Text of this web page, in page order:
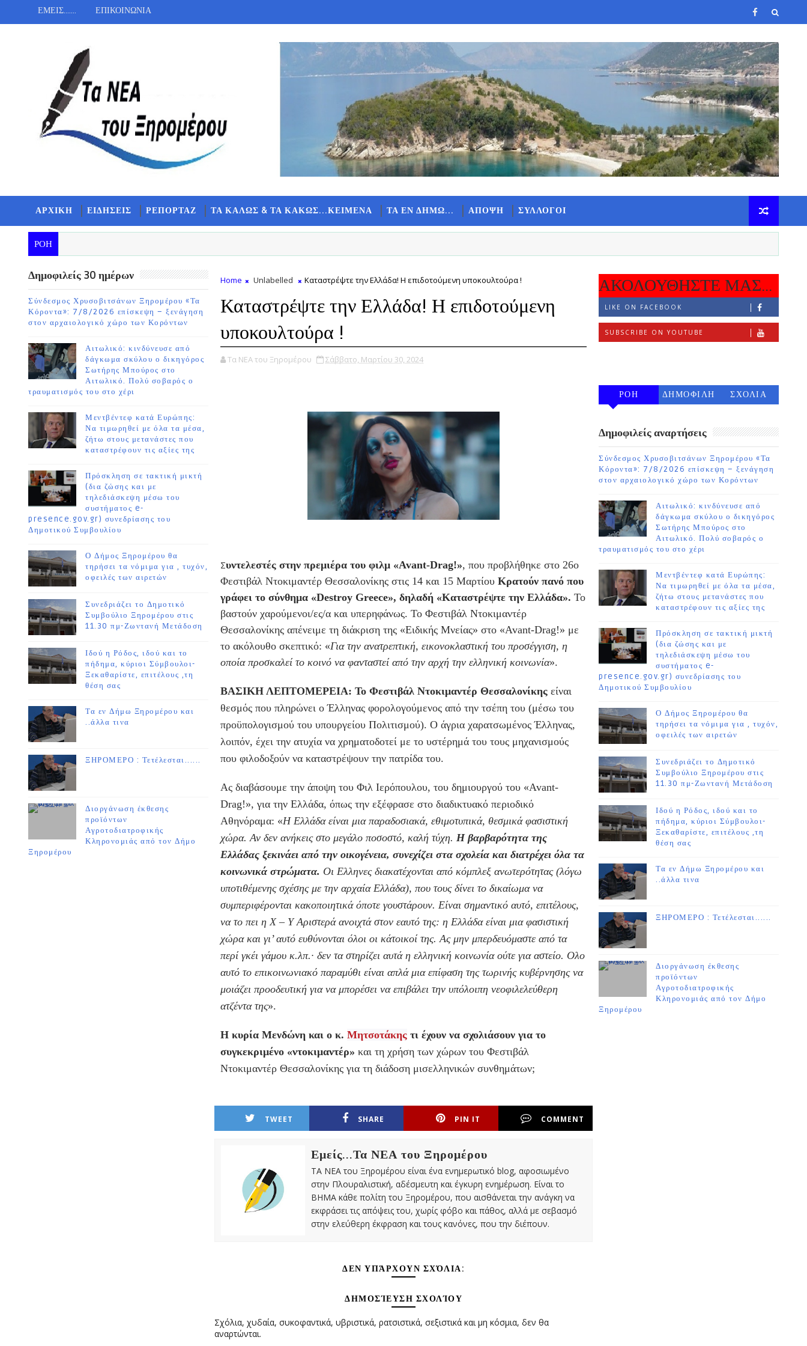
ΕΜΕΙΣ....... ΕΠΙΚΟΙΝΩΝΙΑ
ΑΡΧΙΚΗ ΕΙΔΗΣΕΙΣ ΡΕΠΟΡΤΑΖ ΤΑ ΚΑΛΩΣ & ΤΑ ΚΑΚΩΣ...ΚΕΙΜΕΝΑ ΤΑ ΕΝ ΔΗΜΩ... ΑΠΟΨΗ ΣΥΛΛΟΓΟΙ
ΡΟΗ
Δημοφιλείς 30 ημέρων
Σύνδεσμος Χρυσοβιτσάνων Ξηρομέρου «Τα
Κόροντα»: 7/8/2026 επίσκεψη – ξενάγηση
στον αρχαιολογικό χώρο των Κορόντων
Αιτωλικό: κινδύνευσε από
δάγκωμα σκύλου ο δικηγόρος
Σωτήρης Μπούρος στο
Αιτωλικό. Πολύ σοβαρός ο
τραυματισμός του στο χέρι
Μεντβέντεφ κατά Ευρώπης:
Να τιμωρηθεί με όλα τα μέσα,
ζήτω στους μετανάστες που
καταστρέφουν τις αξίες της
Πρόσκληση σε τακτική μικτή
(δια ζώσης και με
τηλεδιάσκεψη μέσω του
συστήματος e-
presence.gov.gr) συνεδρίασης του
Δημοτικού Συμβουλίου
Ο Δήμος Ξηρομέρου θα
τηρήσει τα νόμιμα για , τυχόν,
οφειλές των αιρετών
Συνεδριάζει το Δημοτικό
Συμβούλιο Ξηρομέρου στις
11.30 πμ-Ζωντανή Μετάδοση
Ιδού η Ρόδος, ιδού και το
πήδημα, κύριοι Σύμβουλοι-
Ξεκαθαρίστε, επιτέλους ,τη
θέση σας
Τα εν Δήμω Ξηρομέρου και
..άλλα τινα
ΞΗΡΟΜΕΡΟ : Τετέλεσται......
Διοργάνωση έκθεσης
προϊόντων
Αγροτοδιατροφικής
Κληρονομιάς από τον Δήμο
Ξηρομέρου
Home Unlabelled Καταστρέψτε την Ελλάδα! Η επιδοτούμενη υποκουλτούρα !
Καταστρέψτε την Ελλάδα! Η επιδοτούμενη
υποκουλτούρα !
Τα ΝΕΑ του Ξηρομέρου Σάββατο, Μαρτίου 30, 2024
Συντελεστές στην πρεμιέρα του φιλμ «Avant-Drag!», που προβλήθηκε στο 26ο
Φεστιβάλ Ντοκιμαντέρ Θεσσαλονίκης στις 14 και 15 Μαρτίου Κρατούν πανό που
γράφει το σύνθημα «Destroy Greece», δηλαδή «Καταστρέψτε την Ελλάδα». Το
βαστούν χαρούμενοι/ες/α και υπερηφάνως. Το Φεστιβάλ Ντοκιμαντέρ
Θεσσαλονίκης απένειμε τη διάκριση της «Ειδικής Μνείας» στο «Avant-Drag!» με
το ακόλουθο σκεπτικό: «Για την ανατρεπτική, εικονοκλαστική του προσέγγιση, η
οποία προσκαλεί το κοινό να φανταστεί από την αρχή την ελληνική κοινωνία».
ΒΑΣΙΚΗ ΛΕΠΤΟΜΕΡΕΙΑ: Το Φεστιβάλ Ντοκιμαντέρ Θεσσαλονίκης είναι
θεσμός που πληρώνει ο Έλληνας φορολογούμενος από την τσέπη του (μέσω του
προϋπολογισμού του υπουργείου Πολιτισμού). Ο άγρια χαρατσωμένος Έλληνας,
λοιπόν, έχει την ατυχία να χρηματοδοτεί με το υστέρημά του τους μηχανισμούς
που φιλοδοξούν να καταστρέψουν την πατρίδα του.
Ας διαβάσουμε την άποψη του Φιλ Ιερόπουλου, του δημιουργού του «Avant-
Drag!», για την Ελλάδα, όπως την εξέφρασε στο διαδικτυακό περιοδικό
Αθηνόραμα: «Η Ελλάδα είναι μια παραδοσιακά, εθιμοτυπικά, θεσμικά φασιστική
χώρα. Αν δεν ανήκεις στο μεγάλο ποσοστό, καλή τύχη. Η βαρβαρότητα της
Ελλάδας ξεκινάει από την οικογένεια, συνεχίζει στα σχολεία και διατρέχει όλα τα
κοινωνικά στρώματα. Οι Ελληνες διακατέχονται από κόμπλεξ ανωτερότητας (λόγω
υποτιθέμενης σχέσης με την αρχαία Ελλάδα), που τους δίνει το δικαίωμα να
συμπεριφέρονται κακοποιητικά όποτε γουστάρουν. Είναι σημαντικό αυτό, επιτέλους,
να το πει η Χ – Y Αριστερά ανοιχτά στον εαυτό της: η Ελλάδα είναι μια φασιστική
χώρα και γι’ αυτό ευθύνονται όλοι οι κάτοικοί της. Ας μην μπερδευόμαστε από τα
περί γκέι γάμου κ.λπ.· δεν τα στηρίζει αυτά η ελληνική κοινωνία ούτε για αστείο. Ολο
αυτό το επικοινωνιακό παραμύθι είναι απλά μια επίφαση της τωρινής κυβέρνησης να
μοιάζει προοδευτική για να μπορέσει να επιβάλει την υπόλοιπη νεοφιλελεύθερη
ατζέντα της».
Η κυρία Μενδώνη και ο κ. Μητσοτάκης τι έχουν να σχολιάσουν για το
συγκεκριμένο «ντοκιμαντέρ» και τη χρήση των χώρων του Φεστιβάλ
Ντοκιμαντέρ Θεσσαλονίκης για τη διάδοση μισελληνικών συνθημάτων;
TWEET SHARE PIN IT COMMENT
Εμείς...Τα ΝΕΑ του Ξηρομέρου
ΤΑ ΝΕΑ του Ξηρομέρου είναι ένα ενημερωτικό blog, αφοσιωμένο
στην Πλουραλιστική, αδέσμευτη και έγκυρη ενημέρωση. Είναι το
ΒΗΜΑ κάθε πολίτη του Ξηρομέρου, που αισθάνεται την ανάγκη να
εκφράσει τις απόψεις του, χωρίς φόβο και πάθος, αλλά με σεβασμό
στην ελεύθερη έκφραση και τους κανόνες, που την διέπουν.
ΔΕΝ ΥΠΆΡΧΟΥΝ ΣΧΌΛΙΑ:
ΔΗΜΟΣΊΕΥΣΗ ΣΧΟΛΊΟΥ
Σχόλια, χυδαία, συκοφαντικά, υβριστικά, ρατσιστικά, σεξιστικά και μη κόσμια, δεν θα
αναρτώνται.
ΑΚΟΛΟΥΘΗΣΤΕ ΜΑΣ...
LIKE ON FACEBOOK
SUBSCRIBE ON YOUTUBE
ΡΟΗ
ΔΗΜΟΦΙΛΗ
ΣΧΟΛΙΑ
Δημοφιλείς αναρτήσεις
Σύνδεσμος Χρυσοβιτσάνων Ξηρομέρου «Τα
Κόροντα»: 7/8/2026 επίσκεψη – ξενάγηση
στον αρχαιολογικό χώρο των Κορόντων
Αιτωλικό: κινδύνευσε από
δάγκωμα σκύλου ο δικηγόρος
Σωτήρης Μπούρος στο
Αιτωλικό. Πολύ σοβαρός ο
τραυματισμός του στο χέρι
Μεντβέντεφ κατά Ευρώπης:
Να τιμωρηθεί με όλα τα μέσα,
ζήτω στους μετανάστες που
καταστρέφουν τις αξίες της
Πρόσκληση σε τακτική μικτή
(δια ζώσης και με
τηλεδιάσκεψη μέσω του
συστήματος e-
presence.gov.gr) συνεδρίασης του
Δημοτικού Συμβουλίου
Ο Δήμος Ξηρομέρου θα
τηρήσει τα νόμιμα για , τυχόν,
οφειλές των αιρετών
Συνεδριάζει το Δημοτικό
Συμβούλιο Ξηρομέρου στις
11.30 πμ-Ζωντανή Μετάδοση
Ιδού η Ρόδος, ιδού και το
πήδημα, κύριοι Σύμβουλοι-
Ξεκαθαρίστε, επιτέλους ,τη
θέση σας
Τα εν Δήμω Ξηρομέρου και
..άλλα τινα
ΞΗΡΟΜΕΡΟ : Τετέλεσται......
Διοργάνωση έκθεσης
προϊόντων
Αγροτοδιατροφικής
Κληρονομιάς από τον Δήμο
Ξηρομέρου